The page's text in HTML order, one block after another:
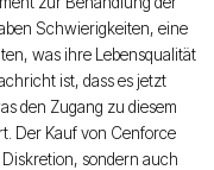
Schwierigkeiten, eine
was ihre Lebensqualität
ist, dass es jetzt
den Zugang zu diesem
Der Kauf von Cenforce
sondern auch